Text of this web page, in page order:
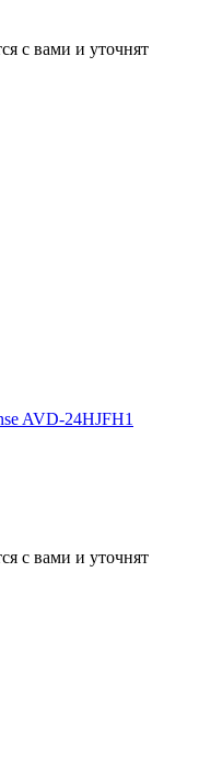
с вами и уточнят
AVD-24HJFH1
с вами и уточнят